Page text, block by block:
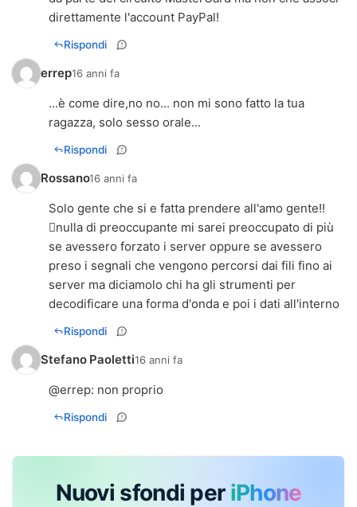
direttamente l'account PayPal!
Rispondi
errep16 anni fa
...è come dire,no no... non mi sono fatto la tua
ragazza, solo sesso orale...
Rispondi
Rossano16 anni fa
Solo gente che si e fatta prendere all'amo gente!!
nulla di preoccupante mi sarei preoccupato di più
se avessero forzato i server oppure se avessero
preso i segnali che vengono percorsi dai fili fino ai
server ma diciamolo chi ha gli strumenti per
decodificare una forma d'onda e poi i dati all'interno
Rispondi
Stefano Paoletti16 anni fa
@errep: non proprio
Rispondi
Nuovi sfondi per iPhone